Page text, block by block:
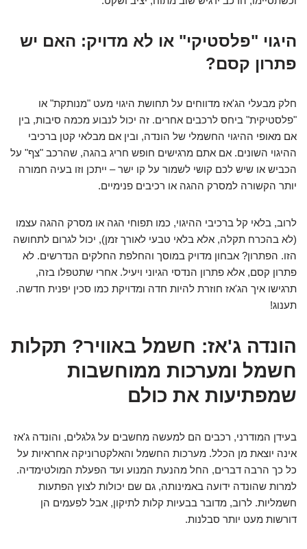
היגוי "פלסטיקי" או לא מדויק: האם יש
פתרון קסם?
חלק מבעלי הג'אז מדווחים על תחושת היגוי מעט "מנותקת" או
"פלסטיקית" ביחס לרכבים אחרים. זה יכול לנבוע מכמה סיבות, בין
אם מאופי ההיגוי החשמלי של הונדה, ובין אם מבלאי קטן ברכיבי
ההיגוי השונים. אם אתם מרגישים חופש חריג בהגה, שהרכב "צף" על
הכביש או שיש לכם קושי לשמור על קו ישר – ייתכן וזו בעיה חמורה
יותר הקשורה למסרק ההגה או רכיבים פנימיים.
לרוב, בלאי קל ברכיבי ההיגוי, כמו תפוחי הגה או מסרק ההגה עצמו
(לא בהכרח תקלה, אלא בלאי טבעי לאורך זמן), יכול לגרום לתחושה
הזו. הפתרון? אבחון מדויק במוסך והחלפת החלקים הנדרשים. לא
פתרון קסם, אלא פתרון הנדסי הגיוני ויעיל. אחרי שתטפלו בזה,
תרגישו איך הג'אז חוזרת להיות חדה ומדויקת כמו סכין יפנית חדשה.
תענוג!
הונדה ג'אז: חשמל באוויר? תקלות
חשמל ומערכות ממוחשבות
שמפתיעות את כולם
בעידן המודרני, רכבים הם למעשה מחשבים על גלגלים, והונדה ג'אז
אינה יוצאת מן הכלל. מערכות החשמל והאלקטרוניקה אחראיות על
כל כך הרבה דברים, החל מהנעת המנוע ועד הפעלת המולטימדיה.
למרות שהונדה ידועה באמינותה, גם שם יכולות לצוץ הפתעות
חשמליות. לרוב, מדובר בבעיות קלות לתיקון, אבל לפעמים הן
דורשות מעט יותר סבלנות.